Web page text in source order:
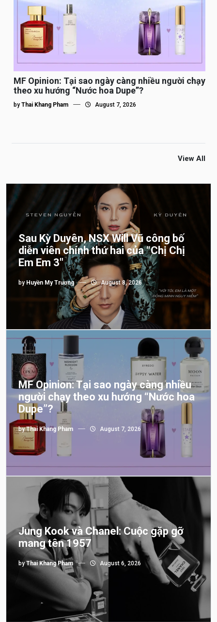
MF Opinion: Tại sao ngày càng nhiều người chạy
theo xu hướng “Nước hoa Dupe”?
by Thai Khang Pham August 7, 2026
View All
Sau Kỳ Duyên, NSX Will Vũ công bố
diễn viên chính thứ hai của “Chị Chị
Em Em 3″
by Huyền My Trương August 8, 2026
MF Opinion: Tại sao ngày càng nhiều
người chạy theo xu hướng “Nước hoa
Dupe”?
byThai Khang Pham August 7, 2026
Jung Kook và Chanel: Cuộc gặp gỡ
mang tên 1957
byThai Khang Pham August 6, 2026